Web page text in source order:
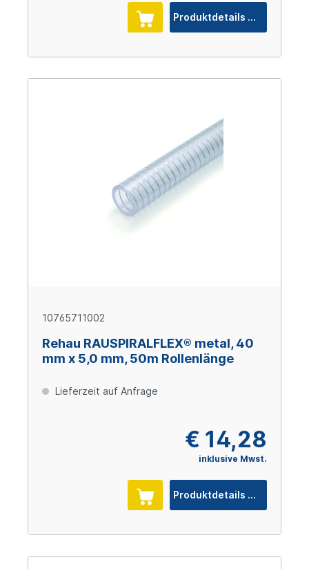
Produktdetails
10765711002
Rehau RAUSPIRALFLEX® metal, 40
mm x 5,0 mm, 50m Rollenlänge
Lieferzeit auf Anfrage
€ 14,28
inklusive Mwst.
Produktdetails